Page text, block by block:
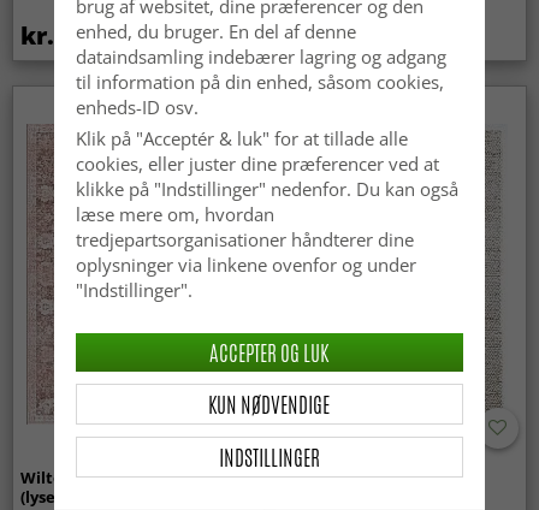
kr.369 kr.449
Wilton-tæppe - Gombalia
(lyserød)
Uldtæppe - Avafors Wool
brug af websitet, dine præferencer og den
enhed, du bruger. En del af denne
dataindsamling indebærer lagring og adgang
til information på din enhed, såsom cookies,
enheds-ID osv.
Klik på "Acceptér & luk" for at tillade alle
cookies, eller juster dine præferencer ved at
klikke på "Indstillinger" nedenfor. Du kan også
læse mere om, hvordan
tredjepartsorganisationer håndterer dine
oplysninger via linkene ovenfor og under
"Indstillinger".
INDSTILLINGER
KUN NØDVENDIGE
ACCEPTER OG LUK